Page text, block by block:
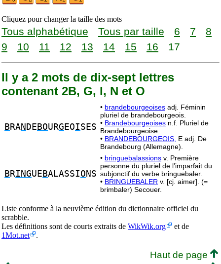
Cliquez pour changer la taille des mots
Tous alphabétique Tous par taille 6 7
8
9
10 11 12 13 14 15 16 17
Il y a 2 mots de dix-sept lettres
contenant 2B, G, I, N et O
B RAN DE BOURG EOISES
• brandebourgeoises adj. Féminin
pluriel de brandebourgeois.
• Brandebourgeoises n.f. Pluriel de
Brandebourgeoise.
• BRANDEBOURGEOIS, E adj. De
Brandebourg (Allemagne).
B RINGUE BALASSIO NS
• bringuebalassions v. Première
personne du pluriel de l’imparfait du
subjonctif du verbe bringuebaler.
• BRINGUEBALER v. [cj. aimer]. (=
brimbaler) Secouer.
Liste conforme à la neuvième édition du dictionnaire officiel du
scrabble.
Les définitions sont de courts extraits de WikWik.org
et de
1Mot.net
.
Haut de page